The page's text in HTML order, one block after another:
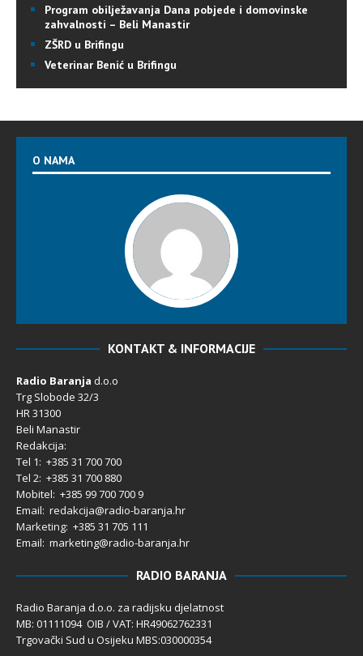
Program obilježavanja Dana pobjede i domovinske
zahvalnosti – Beli Manastir
ZŠRD u Brifingu
Veterinar Benić u Brifingu
O NAMA
KONTAKT & INFORMACIJE
Radio Baranja d.o.o
Trg Slobode 32/3
HR 31300
Beli Manastir
Redakcija:
Tel 1: +385 31 700 700
Tel 2: +385 31 700 880
Mobitel: +385 99 700 700 9
Email: redakcija@radio-baranja.hr
Marketing: +385 31 705 111
Email: marketing@radio-baranja.hr
RADIO BARANJA
Radio Baranja d.o.o. za radijsku djelatnost
MB: 01111094 OIB / VAT: HR49062762331
Trgovački Sud u Osijeku MBS:030000354